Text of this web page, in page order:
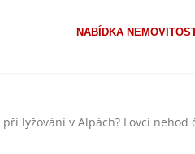
NABÍDKA